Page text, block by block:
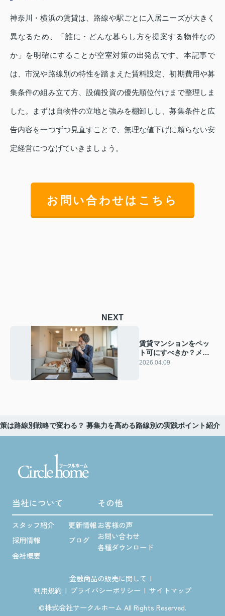
神奈川・横浜の賃貸は、路線や駅ごとに入居ニーズが大きく
異なるため、「誰に・どんな暮らし方を提案する物件なの
か」を明確にすることが空室対策の出発点です。本記事で
は、市況や路線別の特性を踏まえた賃料設定、初期費用や募
集条件の組み立て方、設備投資の優先順位付けまで整理しま
した。まずは自物件の立地と強みを棚卸しし、募集条件と広
告内容を一つずつ見直すことで、無理な値下げに頼らない安
定経営につなげていきましょう。
お問い合わせはこちら
NEXT
賃貸マンションをペッ
ト可にすべきか？メリ
ットとデメリットを整
2026.04.09
は路線別戦略で変わる？ 募集力を高める路線別の実践ポイント紹介
当社について
スタッフ紹介
更新情報
採用情報
ブログ
会社概要
その他
お客様の声
お問い合わせ
各種ダウンロード
金融商品の販売に関して
利用規約
プライバシーポリシー
サイトマップ
©株式会社サークルホーム All Rights Reserved.